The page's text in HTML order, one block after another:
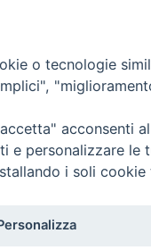
- Vita
o tecnologie
acconsenti
e personalizzare le
i soli